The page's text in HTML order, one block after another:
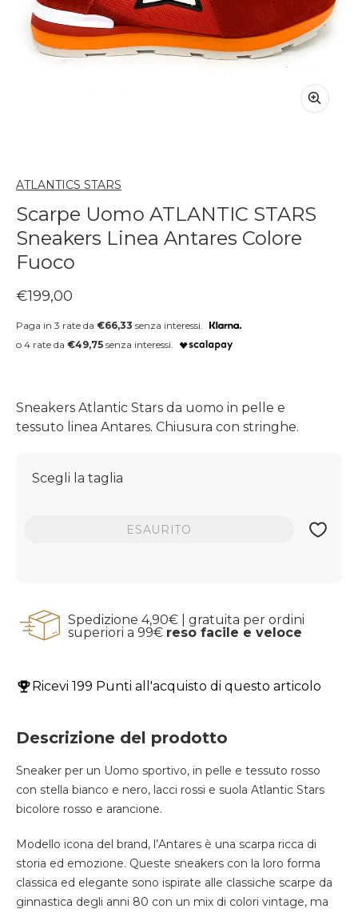
ATLANTICS STARS
Scarpe Uomo ATLANTIC STARS
Sneakers Linea Antares Colore
Fuoco
Prezzo regolare
€199,00
Paga in 3 rate da €66,33 senza interessi.
o 4 rate da €49,75 senza interessi.
Sneakers Atlantic Stars da uomo in pelle e
tessuto linea Antares. Chiusura con stringhe.
Scegli la taglia
ESAURITO
Spedizione 4,90€ | gratuita per ordini
superiori a 99€ reso facile e veloce
Ricevi 199 Punti all'acquisto di questo articolo
Descrizione del prodotto
Sneaker per un Uomo sportivo, in pelle e tessuto rosso
con stella bianco e nero, lacci rossi e suola Atlantic Stars
bicolore rosso e arancione.
Modello icona del brand, l’Antares è una scarpa ricca di
storia ed emozione. Queste sneakers con la loro forma
classica ed elegante sono ispirate alle classiche scarpe da
ginnastica degli anni 80 con un mix di colori vintage, ma